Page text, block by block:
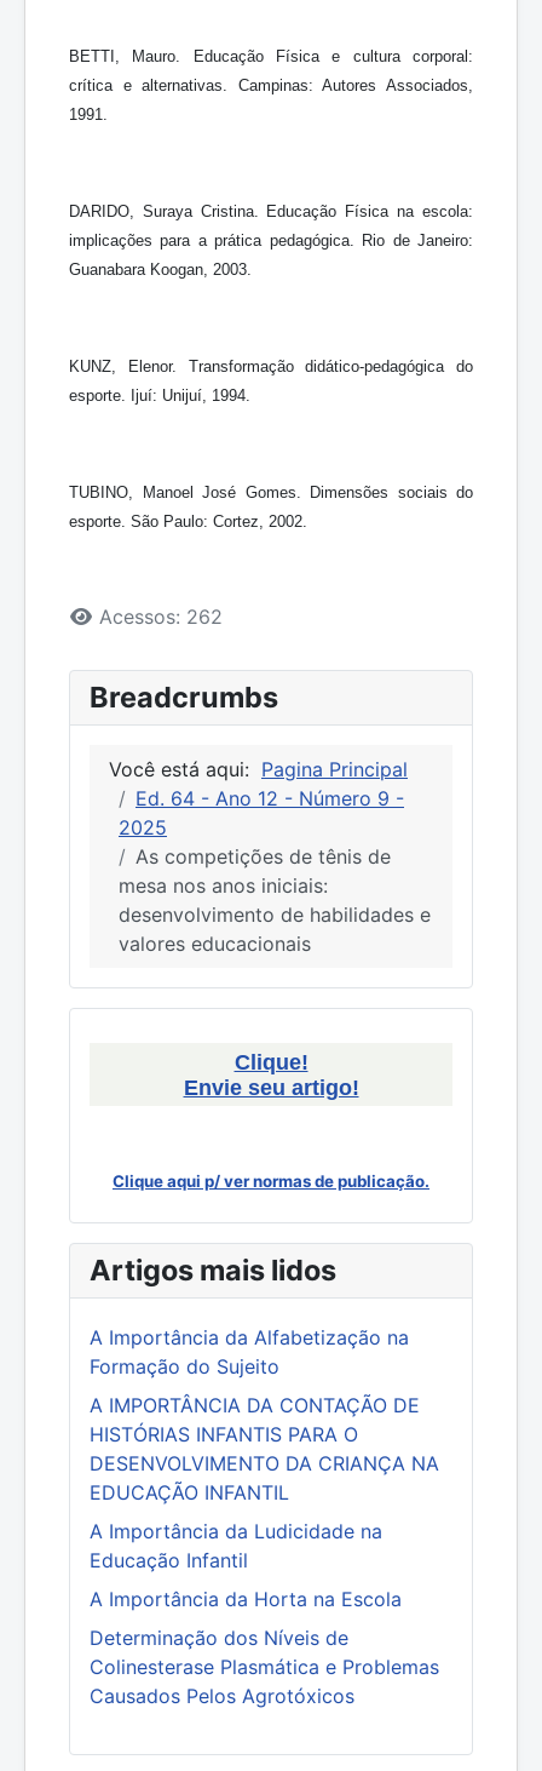
BETTI, Mauro. Educação Física e cultura corporal:
crítica e alternativas. Campinas: Autores Associados,
1991.
DARIDO, Suraya Cristina. Educação Física na escola:
implicações para a prática pedagógica. Rio de Janeiro:
Guanabara Koogan, 2003.
KUNZ, Elenor. Transformação didático-pedagógica do
esporte. Ijuí: Unijuí, 1994.
TUBINO, Manoel José Gomes. Dimensões sociais do
esporte. São Paulo: Cortez, 2002.
Detalhes
Acessos: 262
Breadcrumbs
Você está aqui: Pagina Principal
Ed. 64 - Ano 12 - Número 9 -
2025
As competições de tênis de
mesa nos anos iniciais:
desenvolvimento de habilidades e
valores educacionais
Clique!
Envie seu artigo!
Clique aqui p/ ver normas de publicação.
Artigos mais lidos
A Importância da Alfabetização na
Formação do Sujeito
A IMPORTÂNCIA DA CONTAÇÃO DE
HISTÓRIAS INFANTIS PARA O
DESENVOLVIMENTO DA CRIANÇA NA
EDUCAÇÃO INFANTIL
A Importância da Ludicidade na
Educação Infantil
A Importância da Horta na Escola
Determinação dos Níveis de
Colinesterase Plasmática e Problemas
Causados Pelos Agrotóxicos